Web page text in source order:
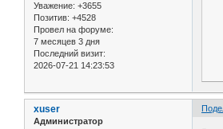
Уважение: +3655
Позитив: +4528
Провел на форуме:
7 месяцев 3 дня
Последний визит:
2026-07-21 14:23:53
xuser
Администратор